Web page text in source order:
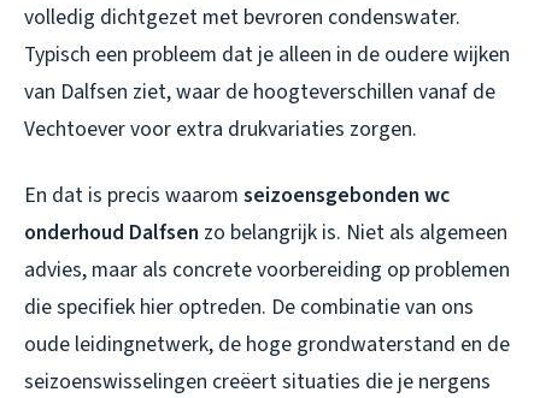
volledig dichtgezet met bevroren condenswater.
Typisch een probleem dat je alleen in de oudere wijken
van Dalfsen ziet, waar de hoogteverschillen vanaf de
Vechtoever voor extra drukvariaties zorgen.
En dat is precis waarom seizoensgebonden wc
onderhoud Dalfsen zo belangrijk is. Niet als algemeen
advies, maar als concrete voorbereiding op problemen
die specifiek hier optreden. De combinatie van ons
oude leidingnetwerk, de hoge grondwaterstand en de
seizoenswisselingen creëert situaties die je nergens